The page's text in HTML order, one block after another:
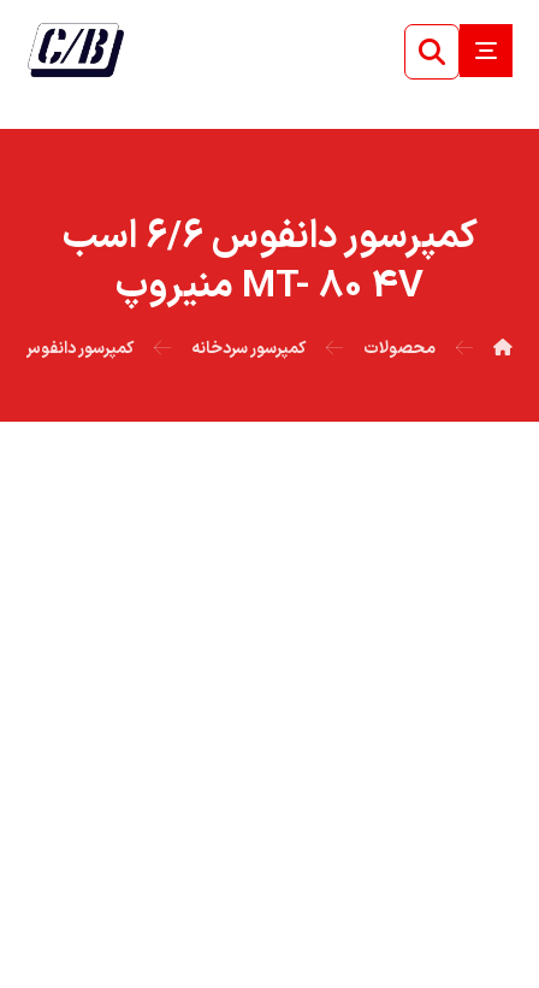
کمپرسور دانفوس ۶/۶ اسب
MT- 80 4V منيروپ
محصولات کمپرسور سردخانه کمپرسور دانفوس